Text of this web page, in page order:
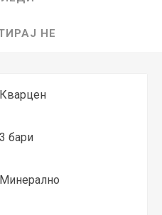
НЕ
Кварцен
3 бари
Минерално